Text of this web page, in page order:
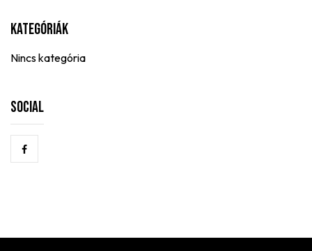
Kategóriák
Nincs kategória
Social